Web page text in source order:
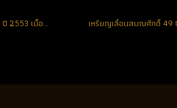
เหรียญเลื่อนสมณศักดิ์ 49 ปี 2553 เนื้อทองคำ No.42 สวยแชมป์ (ขายแล้ว)